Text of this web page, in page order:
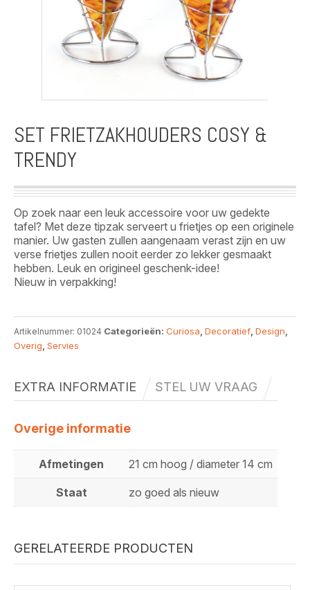
SET FRIETZAKHOUDERS COSY &
TRENDY
Op zoek naar een leuk accessoire voor uw gedekte
tafel? Met deze tipzak serveert u frietjes op een originele
manier. Uw gasten zullen aangenaam verast zijn en uw
verse frietjes zullen nooit eerder zo lekker gesmaakt
hebben. Leuk en origineel geschenk-idee!
Nieuw in verpakking!
Artikelnummer: 01024 Categorieën: Curiosa Decoratief Design
Overig Servies
EXTRA INFORMATIE STEL UW VRAAG
Overige informatie
Afmetingen 21 cm hoog / diameter 14 cm
Staat zo goed als nieuw
GERELATEERDE PRODUCTEN